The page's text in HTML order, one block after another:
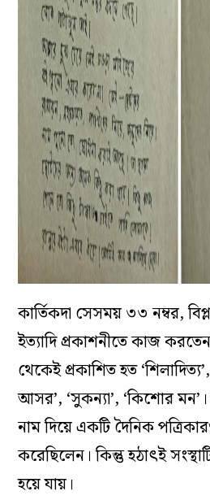
কার্তিকদা সেসময় ৩৩ নম্বর,
ইত্যাদি প্রকাশনীতে কাজ
থেকেই প্রকাশিত হত
আসর’, ‘সুকন্যা’, ‘কিশোর মন’।
নাম দিয়ে একটি দৈনিক
করেছিলেন। কিন্তু হঠাৎই
হয়ে যায়।